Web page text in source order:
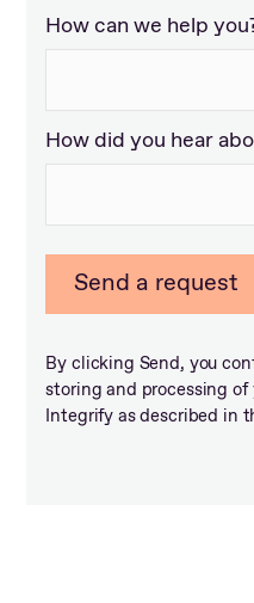
How can we help
How did you hear
By clicking Send, you
storing and processing
Integrify as described in